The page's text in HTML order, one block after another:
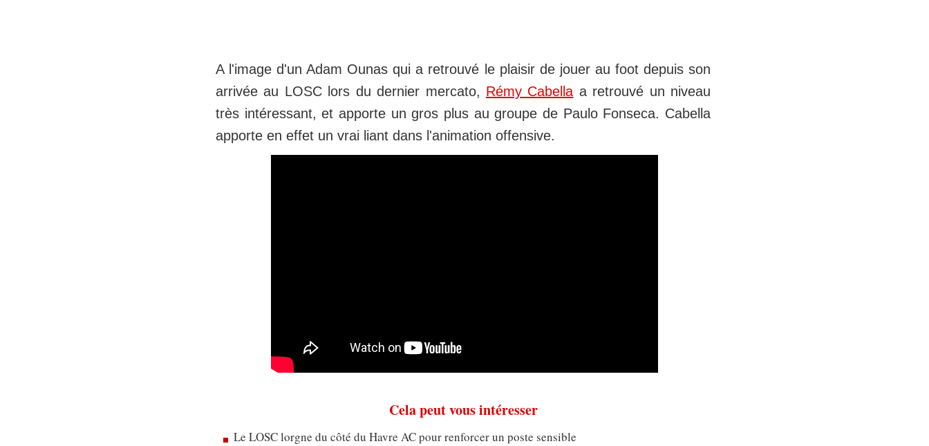
A l'image d'un Adam Ounas qui a retrouvé le plaisir de jouer au foot depuis son
arrivée au LOSC lors du dernier mercato, Rémy Cabella a retrouvé un niveau
très intéressant, et apporte un gros plus au groupe de Paulo Fonseca. Cabella
apporte en effet un vrai liant dans l'animation offensive.
Cela peut vous intéresser
Le LOSC lorgne du côté du Havre AC pour renforcer un poste sensible